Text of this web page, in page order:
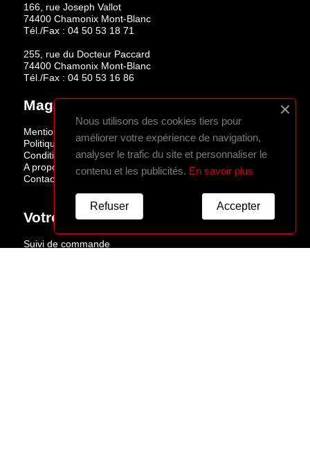
166, rue Joseph Vallot
74400 Chamonix Mont-Blanc
Tél./Fax : 04 50 53 18 71
255, rue du Docteur Paccard
74400 Chamonix Mont-Blanc
Tél./Fax : 04 50 53 16 86
Magasins
Mentions légales
Politique de confidentialité
Conditions de vente
A propos
Contactez-nous
Votre Compte
Suivi de commande
Nous utilisons des cookies tiers pour
améliorer votre expérience de navigation,
analyser le trafic du site et personnaliser le
contenu et les publicités. En savoir plus
Accepter
Refuser